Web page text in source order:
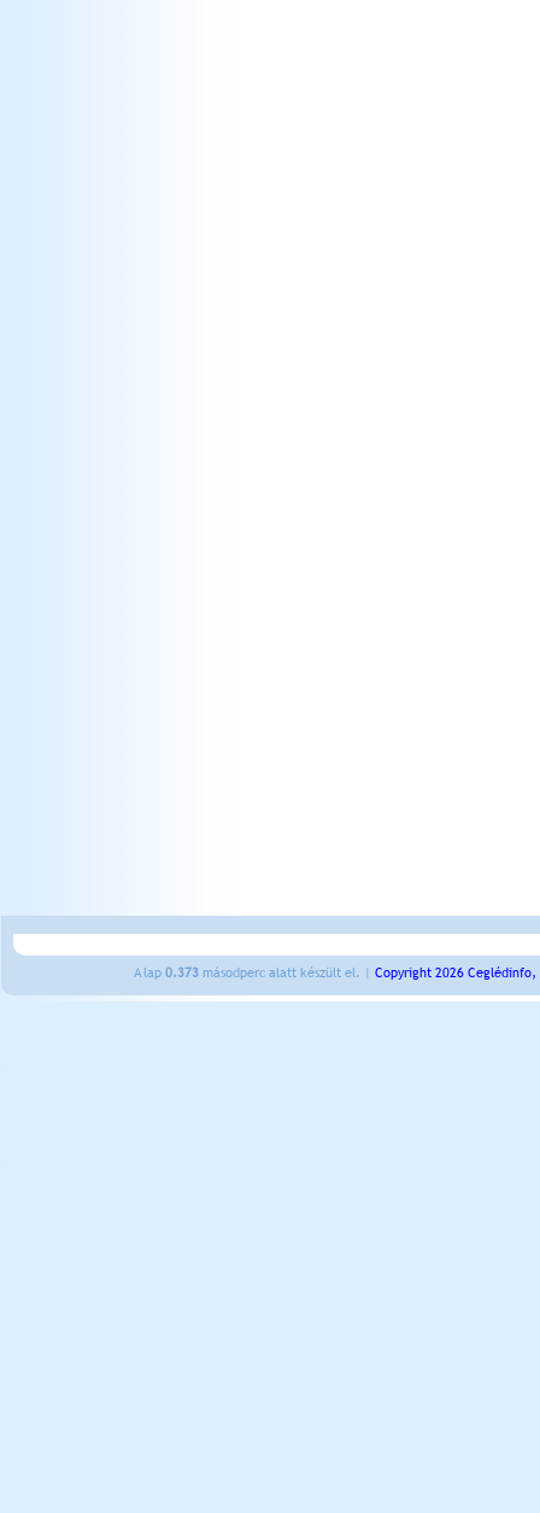
A lap 0.373 másodperc alatt készült el. | Copyright 2026